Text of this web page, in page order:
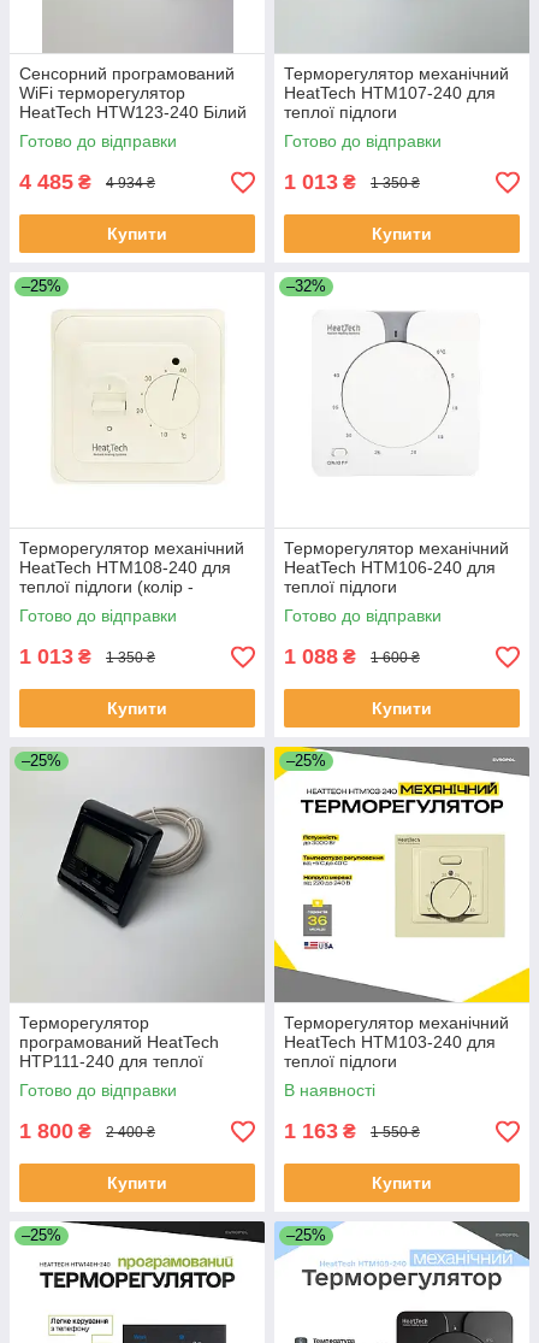
Сенсорний програмований
WiFi терморегулятор
HeatTech HTW123-240 Білий
для теплої підлоги
Готово до відправки
4 485 ₴ 4 934 ₴
Купити
Терморегулятор механічний
HeatTech HTM107-240 для
теплої підлоги
Готово до відправки
1 013 ₴ 1 350 ₴
Купити
–25%
Терморегулятор механічний
HeatTech HTM108-240 для
теплої підлоги (колір -
слонова кістка)
Готово до відправки
1 013 ₴ 1 350 ₴
Купити
–32%
Терморегулятор механічний
HeatTech HTM106-240 для
теплої підлоги
Готово до відправки
1 088 ₴ 1 600 ₴
Купити
–25%
Терморегулятор
програмований HeatTech
HTP111-240 для теплої
підлоги
Готово до відправки
1 800 ₴ 2 400 ₴
Купити
–25%
Терморегулятор механічний
HeatTech HTM103-240 для
теплої підлоги
В наявності
1 163 ₴ 1 550 ₴
Купити
–25% –25%